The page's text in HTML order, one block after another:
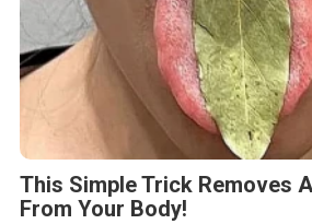
This Simple Trick Removes
From Your Body!